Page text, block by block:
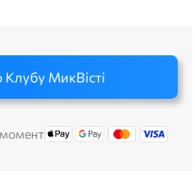
МикВісті